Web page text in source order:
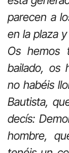
parecen a
en la plaza
Os hemos
bailado, os
no habéis
Bautista,
decís:
hombre,